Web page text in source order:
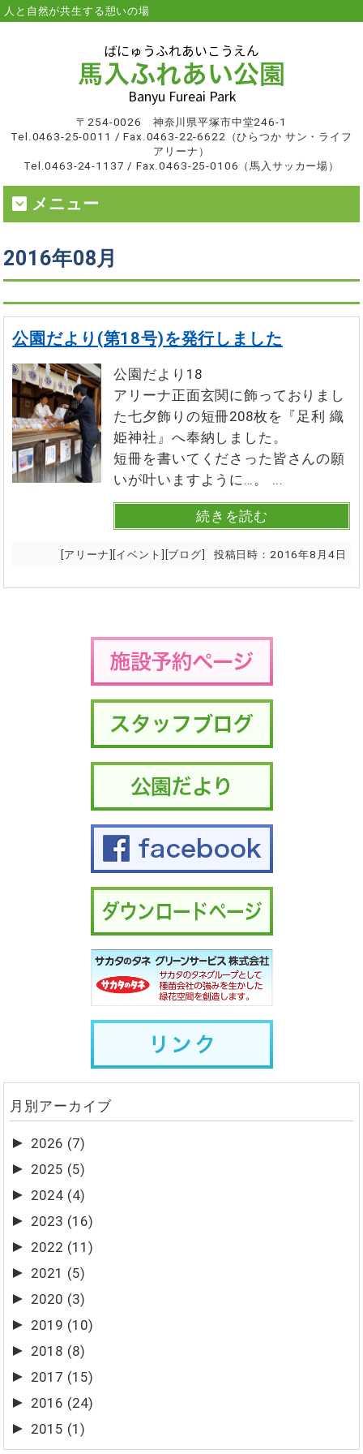
人と自然が共生する憩いの場
〒254-0026 神奈川県平塚市中堂246-1
Tel.0463-25-0011 / Fax.0463-22-6622（ひらつか サン・ライフ
アリーナ）
Tel.0463-24-1137 / Fax.0463-25-0106（馬入サッカー場）
メニュー
2016年08月
公園だより(第18号)を発行しました
公園だより18
アリーナ正面玄関に飾っておりまし
た七夕飾りの短冊208枚を『足利 織
姫神社』へ奉納しました。
短冊を書いてくださった皆さんの願
いが叶いますように…。 ...
続きを読む
アリーナ イベント ブログ 投稿日時： 2016年8月4日
月別アーカイブ
► 2026 (7)
► 2025 (5)
► 2024 (4)
► 2023 (16)
► 2022 (11)
► 2021 (5)
► 2020 (3)
► 2019 (10)
► 2018 (8)
► 2017 (15)
► 2016 (24)
► 2015 (1)